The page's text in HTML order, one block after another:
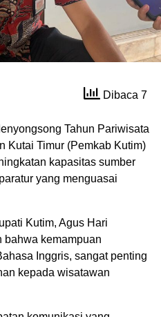
Dibaca 7
Tahun Pariwisata
Kutai Timur (Pemkab Kutim)
kapasitas sumber
yang menguasai
Kutim, Agus Hari
bahwa kemampuan
Inggris, sangat penting
kepada wisatawan